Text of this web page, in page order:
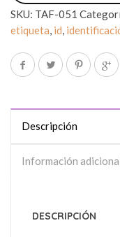
SKU: TAF-051
etiqueta, id,
Descripción
Información
DESCRIPCIÓN